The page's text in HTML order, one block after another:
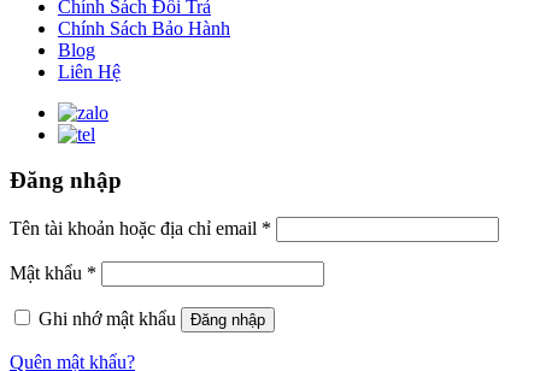
Chính Sách Đổi Trả
Chính Sách Bảo Hành
Blog
Liên Hệ
Đăng nhập
Tên tài khoản hoặc địa chỉ email *
Mật khẩu *
Ghi nhớ mật khẩu Đăng nhập
Quên mật khẩu?